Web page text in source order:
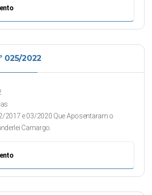
025/2022
2017 e 03/2020 Que Aposentaram o
Camargo.